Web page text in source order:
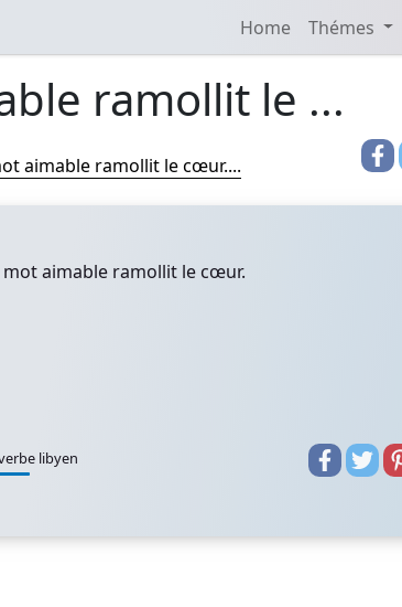
Home Thémes
ramollit le ...
aimable ramollit le cœur....
mot aimable ramollit le cœur.
libyen